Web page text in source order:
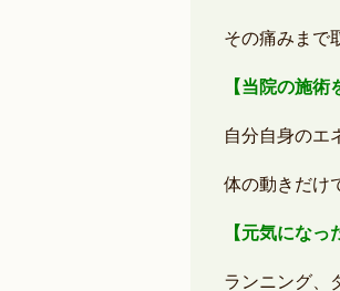
その痛みまで
【当院の施術
自分自身のエ
体の動きだけ
【元気にな
ランニング、